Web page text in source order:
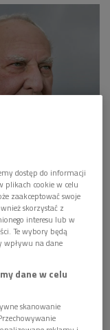
Polskie Radio
do rąk także
została
80 lat.
teatralnych.
filmach, między
Ponad pół
dostęp do informacji
cookie w celu
zaakceptować swoje
skorzystać z
interesu lub w
Te wybory będą
wpływu na dane
dane w celu
skanowanie